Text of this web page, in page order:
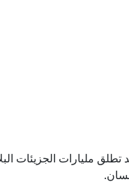
مليارات الجزيئات